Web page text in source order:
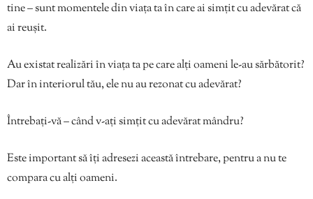
tine – sunt momentele din viața ta în care ai simțit cu adevărat că
ai reușit.
Au existat realizări în viața ta pe care alți oameni le-au sărbătorit?
Dar în interiorul tău, ele nu au rezonat cu adevărat?
Întrebați-vă – când v-ați simțit cu adevărat mândru?
Este important să îți adresezi această întrebare, pentru a nu te
compara cu alți oameni.